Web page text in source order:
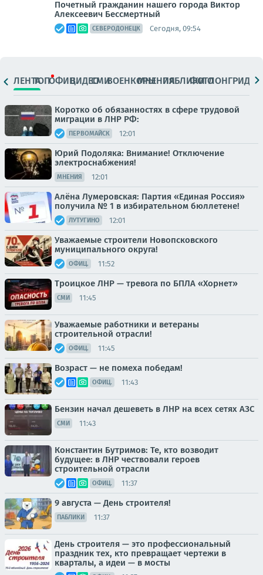
Почетный гражданин нашего города Виктор
Алексеевич Бессмертный
СЕВЕРОДОНЕЦК Сегодня, 09:54
ЛЕНТАТОПОФИЦ.ВИДЕОСМИВОЕНКОРЫМНЕНИЯПАБЛИКИ
ФОТОЛОНГРИДЫ
Коротко об обязанностях в сфере трудовой
миграции в ЛНР РФ:
ПЕРВОМАЙСК 12:01
Юрий Подоляка: Внимание! Отключение
электроснабжения!
МНЕНИЯ 12:01
Алёна Лумеровская: Партия «Единая Россия»
получила № 1 в избирательном бюллетене!
ЛУТУГИНО 12:01
Уважаемые строители Новопсковского
муниципального округа!
ОФИЦ. 11:52
Троицкое ЛНР — тревога по БПЛА «Хорнет»
СМИ 11:45
Уважаемые работники и ветераны
строительной отрасли!
ОФИЦ. 11:45
Возраст — не помеха победам!
ОФИЦ. 11:43
Бензин начал дешеветь в ЛНР на всех сетях АЗС
СМИ 11:43
Константин Бутримов: Те, кто возводит
будущее: в ЛНР чествовали героев
строительной отрасли
ОФИЦ. 11:37
9 августа — День строителя!
ПАБЛИКИ 11:37
День строителя — это профессиональный
праздник тех, кто превращает чертежи в
кварталы, а идеи — в мосты